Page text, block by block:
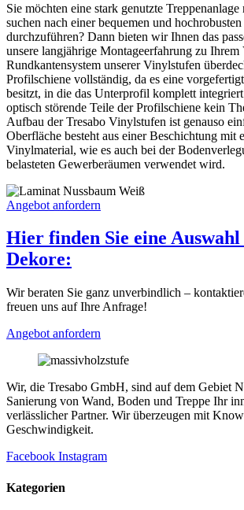
Sie möchten eine stark genutzte
suchen nach einer bequemen und
durchzuführen? Dann bieten wir Ihnen das
unsere langjährige Montageerfahrung zu Ihrem
Rundkantensystem unserer Vinylstufen
Profilschiene vollständig, da es eine
besitzt, in die das Unterprofil komplett
optisch störende Teile der Profilschiene kein
Aufbau der Tresabo Vinylstufen ist genauso
Oberfläche besteht aus einer Beschichtung mit
Vinylmaterial, wie es auch bei der
belasteten Gewerberäumen verwendet wird.
Angebot anfordern
Hier finden Sie eine
Dekore:
Wir beraten Sie ganz unverbindlich –
freuen uns auf Ihre Anfrage!
Angebot anfordern
Wir, die Tresabo GmbH, sind auf dem Gebiet
Sanierung von Wand, Boden und Treppe Ihr
verlässlicher Partner. Wir überzeugen mit
Geschwindigkeit.
Facebook Instagram
Kategorien